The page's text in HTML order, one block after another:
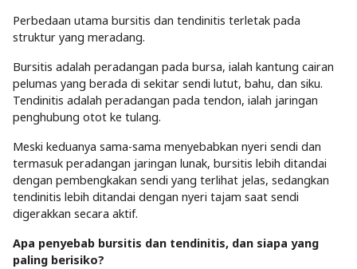
Perbedaan utama bursitis dan tendinitis terletak pada
struktur yang meradang.
Bursitis adalah peradangan pada bursa, ialah kantung cairan
pelumas yang berada di sekitar sendi lutut, bahu, dan siku.
Tendinitis adalah peradangan pada tendon, ialah jaringan
penghubung otot ke tulang.
Meski keduanya sama-sama menyebabkan nyeri sendi dan
termasuk peradangan jaringan lunak, bursitis lebih ditandai
dengan pembengkakan sendi yang terlihat jelas, sedangkan
tendinitis lebih ditandai dengan nyeri tajam saat sendi
digerakkan secara aktif.
Apa penyebab bursitis dan tendinitis, dan siapa yang
paling berisiko?